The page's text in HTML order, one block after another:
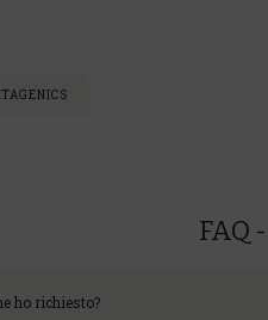
FAQ
ho richiesto?